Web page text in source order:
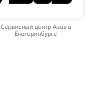
Сервисный центр Asus в
Екатеринбурге